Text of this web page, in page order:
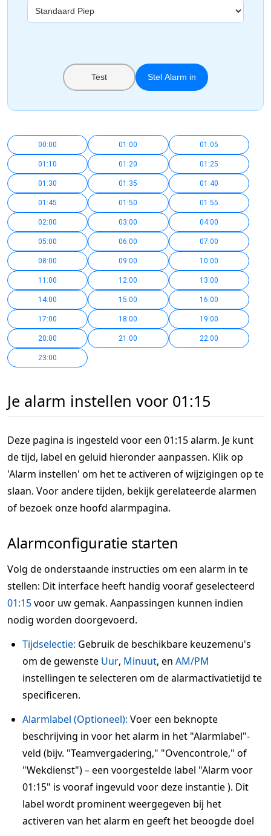
Test Stel Alarm in
00:00 01:00 01:05
01:10 01:20 01:25
01:30 01:35 01:40
01:45 01:50 01:55
02:00 03:00 04:00
05:00 06:00 07:00
08:00 09:00 10:00
11:00 12:00 13:00
14:00 15:00 16:00
17:00 18:00 19:00
20:00 21:00 22:00
23:00
Je alarm instellen voor 01:15
Deze pagina is ingesteld voor een 01:15 alarm. Je kunt
de tijd, label en geluid hieronder aanpassen. Klik op
'Alarm instellen' om het te activeren of wijzigingen op te
slaan. Voor andere tijden, bekijk gerelateerde alarmen
of bezoek onze hoofd alarmpagina.
Alarmconfiguratie starten
Volg de onderstaande instructies om een alarm in te
stellen: Dit interface heeft handig vooraf geselecteerd
01:15voor uw gemak. Aanpassingen kunnen indien
nodig worden doorgevoerd.
Tijdselectie: Gebruik de beschikbare keuzemenu's
om de gewenste Uur, Minuut, en AM/PM
instellingen te selecteren om de alarmactivatietijd te
specificeren.
Alarmlabel (Optioneel): Voer een beknopte
beschrijving in voor het alarm in het "Alarmlabel"-
veld (bijv. "Teamvergadering," "Ovencontrole," of
"Wekdienst") – een voorgestelde label "Alarm voor
01:15" is vooraf ingevuld voor deze instantie ). Dit
label wordt prominent weergegeven bij het
activeren van het alarm en geeft het beoogde doel